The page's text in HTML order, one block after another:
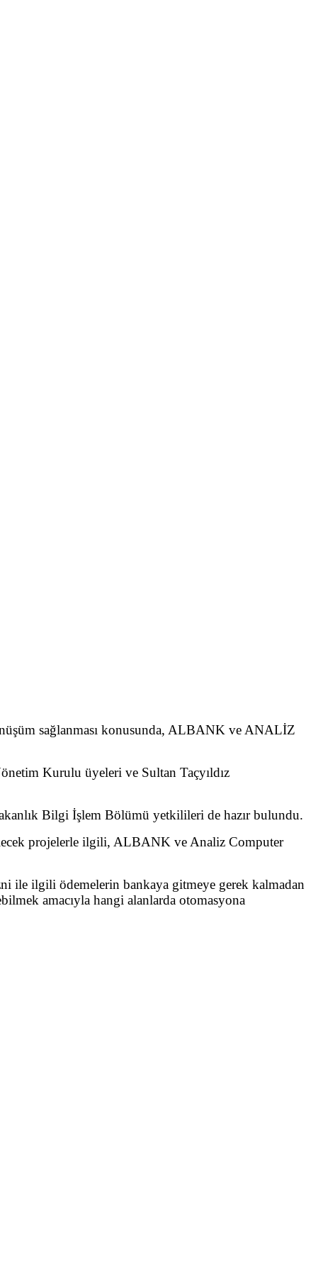
sağlanması konusunda, ALBANK ve ANALİZ
Kurulu üyeleri ve Sultan Taçyıldız
Bilgi İşlem Bölümü yetkilileri de hazır bulundu.
projelerle ilgili, ALBANK ve Analiz Computer
ile ilgili ödemelerin bankaya gitmeye gerek kalmadan
amacıyla hangi alanlarda otomasyona